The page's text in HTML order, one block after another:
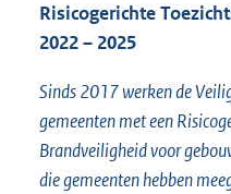
Risicogerichte
2022 – 2025
Sinds 2017 werken de
gemeenten met een
Brandveiligheid voor
die gemeenten hebben